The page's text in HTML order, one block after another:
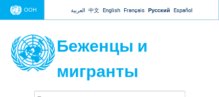
Jump to navigation
ООН العربية 中文 English Français Русский Español
Беженцы и
мигранты